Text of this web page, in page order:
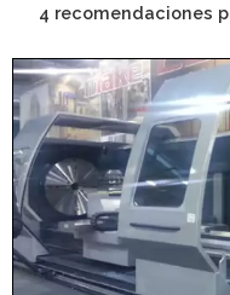
4 recomendaciones